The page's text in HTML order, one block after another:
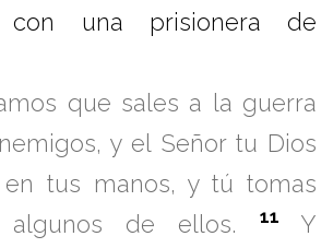
con una prisionera de
que sales a la guerra
y el Señor tu Dios
tus manos, y tú tomas
algunos de ellos.
11 Y